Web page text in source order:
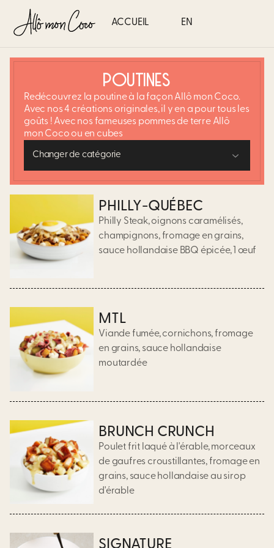
ACCUEIL EN
POUTINES
Redécouvrez la poutine à la façon Allô mon Coco.
Avec nos 4 créations originales, il y en a pour tous les
goûts ! Avec nos fameuses pommes de terre Allô
mon Coco ou en cubes
Changer de catégorie
PHILLY-QUÉBEC
Philly Steak, oignons caramélisés,
champignons, fromage en grains,
sauce hollandaise BBQ épicée, 1 œuf
MTL
Viande fumée, cornichons, fromage
en grains, sauce hollandaise
moutardée
BRUNCH CRUNCH
Poulet frit laqué à l'érable, morceaux
de gaufres croustillantes, fromage en
grains, sauce hollandaise au sirop
d'érable
SIGNATURE